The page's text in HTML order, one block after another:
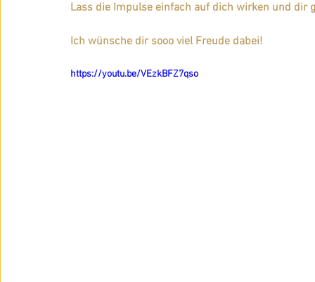
Lass die Impulse einfach auf dich wirken und dir
Ich wünsche dir sooo viel Freude dabei!
https://youtu.be/VEzkBFZ7qso